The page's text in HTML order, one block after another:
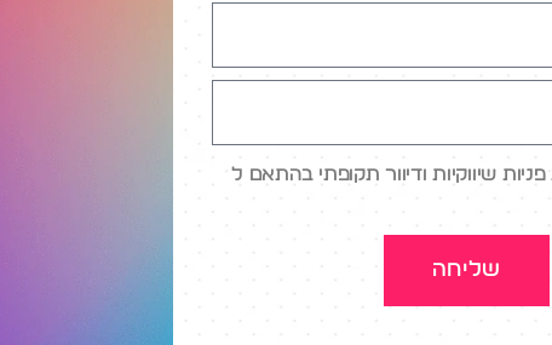
כתיבת תגובה
האימייל לא יוצג באתר. שדות החובה מסומניםשיווקיות ודיוור תקופתי בהתאם ל
שליחה